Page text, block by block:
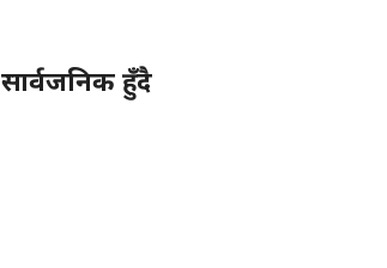
हुँदै